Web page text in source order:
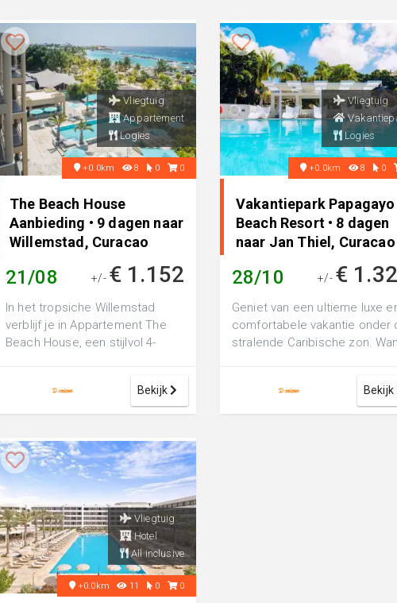
Vliegtuig
Appartement
Logies
+0.0km 8 0 0
The Beach House
Aanbieding • 9 dagen naar
Willemstad, Curacao
21/08 +/- € 1.152
In het tropsiche Willemstad
verblijf je in Appartement The
Beach House, een stijlvol 4-
Bekijk
Vliegtuig
Logies
+0.0km 8 0
Vakantiepark Papagayo
Beach Resort • 8 dagen
naar Jan Thiel, Curacao
28/10 +/- €
Geniet van een ultieme luxe
comfortabele vakantie onder
stralende Caribische zon.
Bekijk
Vliegtuig
Hotel
All inclusive
+0.0km 11 0 0